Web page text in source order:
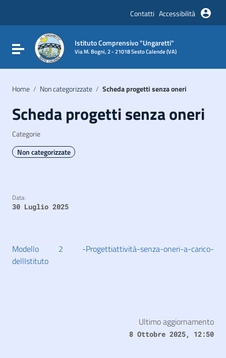
Vai al footer
Contatti Accessibilità
Attiva / disattiva la navigazione
Istituto Comprensivo "Ungaretti"
Via M. Bogni, 2 - 21018 Sesto Calende (VA)
Home / Non categorizzate / Scheda progetti senza oneri
Scheda progetti senza oneri
Categorie
Non categorizzate
Data:
30 Luglio 2025
Modello 2 -Progettiattività-senza-oneri-a-carico-
dellIstituto
Ultimo aggiornamento
8 Ottobre 2025, 12:50